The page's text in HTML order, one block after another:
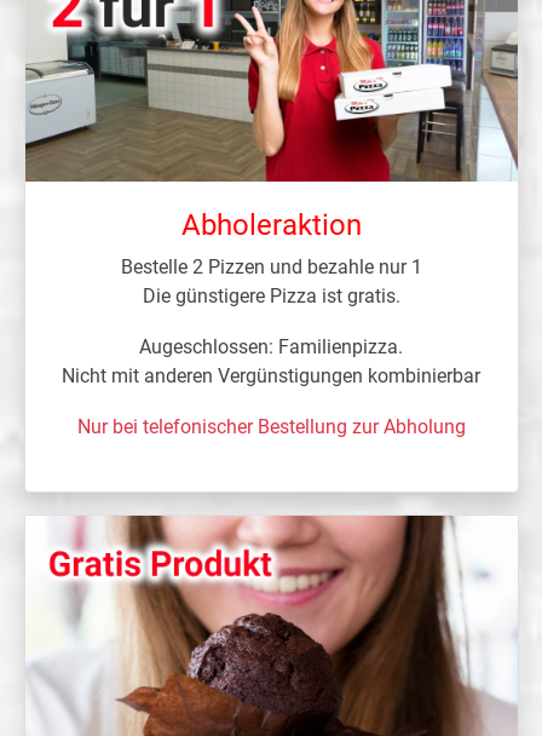
Abholeraktion
Bestelle 2 Pizzen und bezahle nur 1
Die günstigere Pizza ist gratis.
Augeschlossen: Familienpizza.
Nicht mit anderen Vergünstigungen kombinierbar
Nur bei telefonischer Bestellung zur Abholung